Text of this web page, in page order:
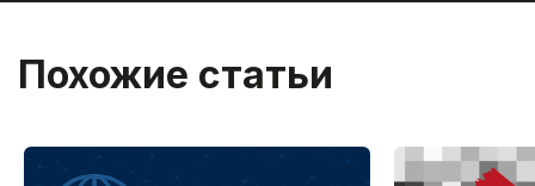
Похожие статьи